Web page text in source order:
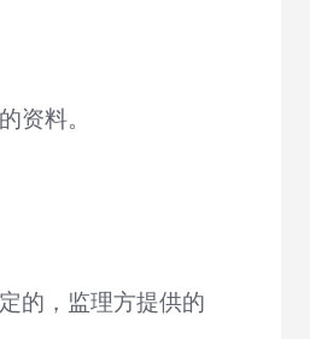
资料。
的，监理方提供的